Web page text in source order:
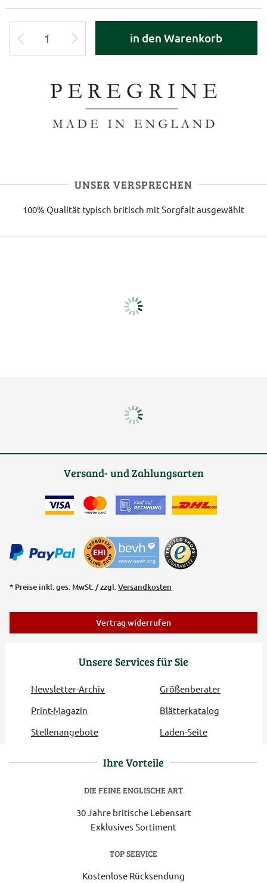
in den Warenkorb
UNSER VERSPRECHEN
100% Qualität typisch britisch mit Sorgfalt ausgewählt
Unsere Services für Sie
Newsletter-Archiv
Größenberater
Print-Magazin
Blätterkatalog
Stellenangebote
Laden-Seite
Versand- und Zahlungsarten
* Preise inkl. ges. MwSt. / zzgl.Versandkosten
Vertrag widerrufen
Ihre Vorteile
DIE FEINE ENGLISCHE ART
30 Jahre britische Lebensart
Exklusives Sortiment
TOP SERVICE
Kostenlose Rücksendung